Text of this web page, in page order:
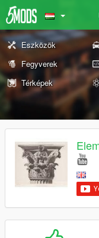
Eszközök
Fegyverek
Térképek